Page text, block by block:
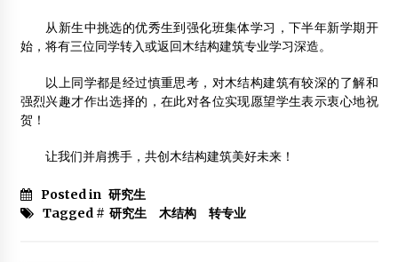
2013年12月13日
保护传统建筑,留存城市历史记忆
2012年12月7日
从新生中挑选的优秀生到强化班集体学习，下半年新学期开
始，将有三位同学转入或返回木结构建筑专业学习深造。
以上同学都是经过慎重思考，对木结构建筑有较深的了解和
强烈兴趣才作出选择的，在此对各位实现愿望学生表示衷心地祝
贺！
让我们并肩携手，共创木结构建筑美好未来！
Posted in 研究生
Tagged # 研究生 木结构 转专业